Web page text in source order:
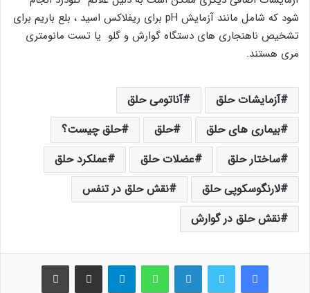
شود که شامل مانند آزمایش pH برای ریفلاکس اسید ، بلع باریم برای
تشخیص ناهنجاری های دستگاه گوارش و گلو یا تست مانومتری
مری هستند.
آزمایشات حلق
آناتومی حلق
بیماری های حلق
حلق
حلق چیست؟
ساختار حلق
عضلات حلق
عملکرد حلق
لارنگوسکوپی حلق
نقش حلق در تنفس
نقش حلق در گوارش
فیس بوک لینکدین واتس آپ اشتراک گذاری از طریق ایمیل